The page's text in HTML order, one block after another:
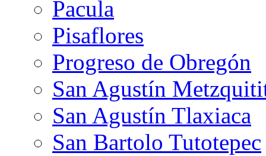
Pacula
Pisaflores
Progreso de Obregón
San Agustín
San Agustín Tlaxiaca
San Bartolo Tutotepec